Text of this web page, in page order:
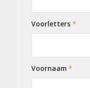
Voorletters *
Voornaam *